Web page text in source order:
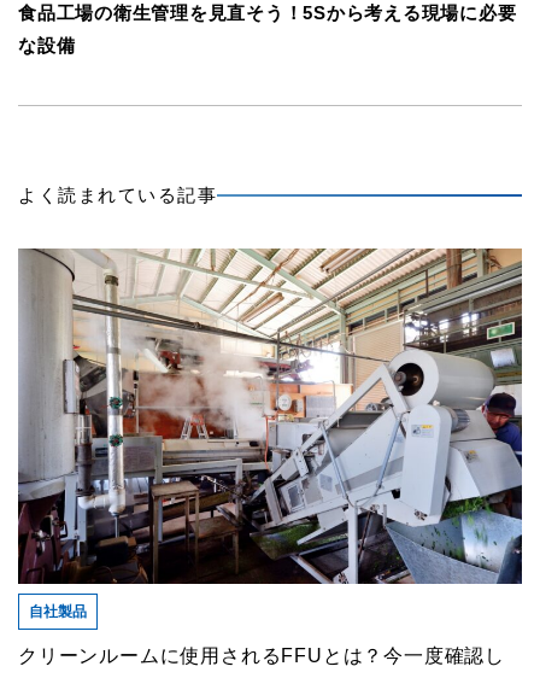
食品工場の衛生管理を見直そう！5Sから考える現場に必要
な設備
よく読まれている記事
クリーンルームに使用されるFFUとは？今一度確認し
自社製品